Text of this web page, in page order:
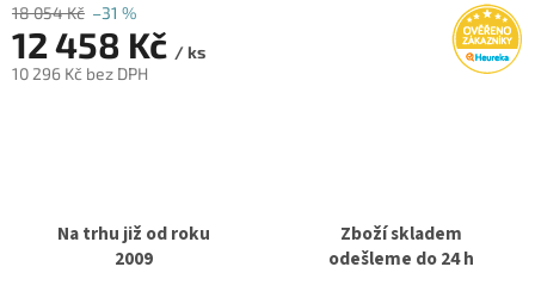
18 054 Kč –31 %
12 458 Kč / ks
10 296 Kč bez DPH
Na trhu již od roku
2009
Zboží skladem
odešleme do 24 h